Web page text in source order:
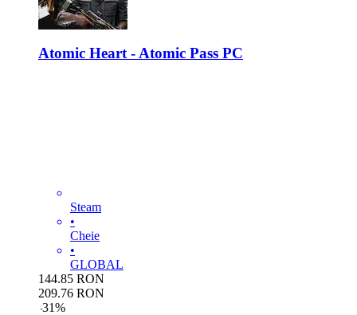
Atomic Heart - Atomic Pass PC
Steam
•
Cheie
•
GLOBAL
144.85 RON
209.76 RON
-31%